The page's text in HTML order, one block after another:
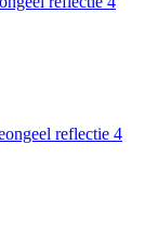
reflectie 4